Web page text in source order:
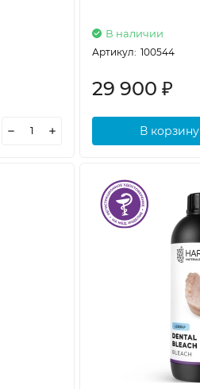
В наличии
Артикул: 100544
29 900 ₽
В корзину